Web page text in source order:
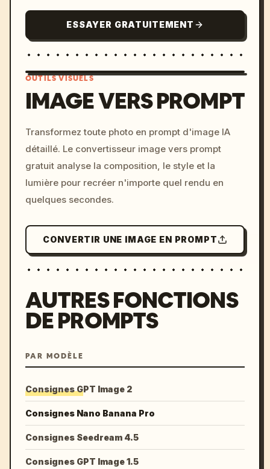
ESSAYER GRATUITEMENT
c, cyberpunk sunset, neon
colors, 8k --v 6.0
OUTILS VISUELS
IMAGE VERS PROMPT
Transformez toute photo en prompt d'image IA
détaillé. Le convertisseur image vers prompt
gratuit analyse la composition, le style et la
lumière pour recréer n'importe quel rendu en
quelques secondes.
CONVERTIR UNE IMAGE EN PROMPT
AUTRES FONCTIONS
DE PROMPTS
PAR MODÈLE
Consignes GPT Image 2
Consignes Nano Banana Pro
Consignes Seedream 4.5
Consignes GPT Image 1.5